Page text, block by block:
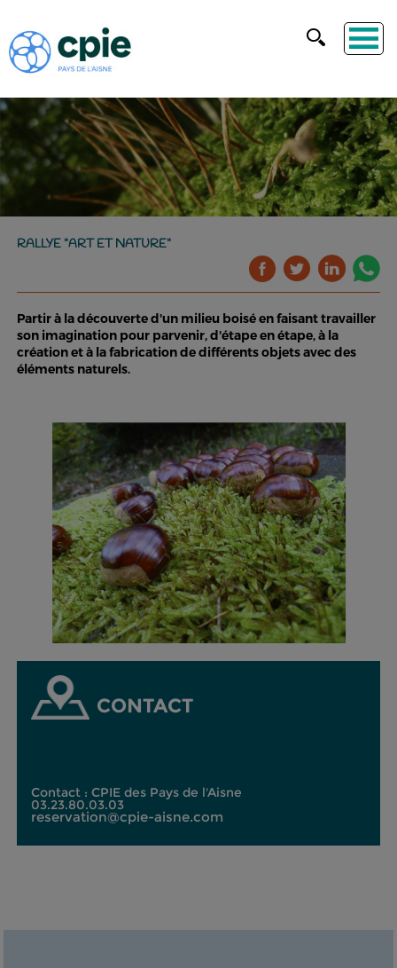
RALLYE "ART ET NATURE"
Partir à la découverte d'un milieu boisé en faisant travailler
son imagination pour parvenir, d'étape en étape, à la
création et à la fabrication de différents objets avec des
éléments naturels.
CONTACT
Contact : CPIE des Pays de l'Aisne
03.23.80.03.03
reservation@cpie-aisne.com